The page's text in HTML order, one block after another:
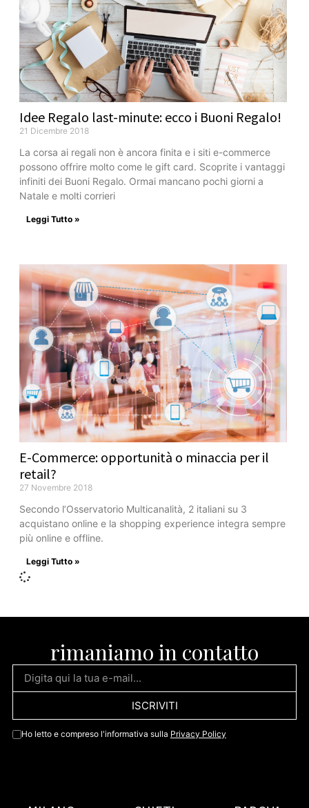
Idee Regalo last-minute: ecco i Buoni Regalo!
21 Dicembre 2018
La corsa ai regali non è ancora finita e i siti e-commerce
possono offrire molto come le gift card. Scoprite i vantaggi
infiniti dei Buoni Regalo. Ormai mancano pochi giorni a
Natale e molti corrieri
Leggi Tutto »
E-Commerce: opportunità o minaccia per il
retail?
27 Novembre 2018
Secondo l’Osservatorio Multicanalità, 2 italiani su 3
acquistano online e la shopping experience integra sempre
più online e offline.
Leggi Tutto »
rimaniamo in contatto
Ho letto e compreso l'informativa sulla Privacy Policy
ISCRIVITI